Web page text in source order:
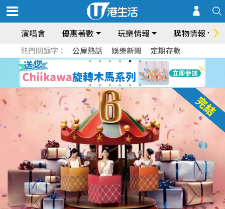
演唱會 優惠著數 玩樂情報 購物情報
熱門關鍵字： 公屋熱話 娛樂新聞 定期存款